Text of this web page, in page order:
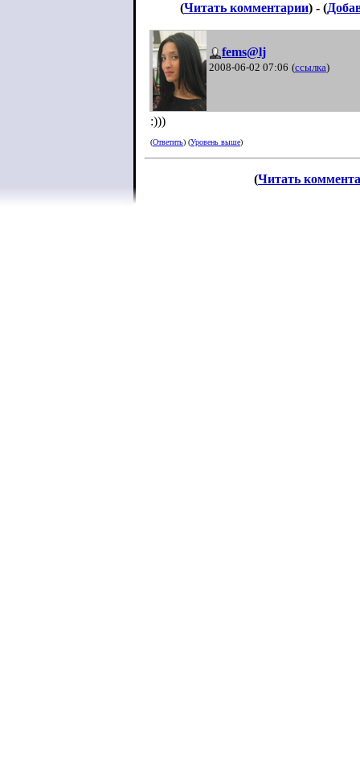
(Читать комментарии) - (
fems@lj
2008-06-02 07:06 (ссылка)
:)))
(Ответить) (Уровень выше)
(Читать